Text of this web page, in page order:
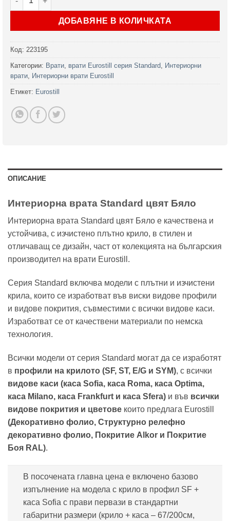
ДОБАВЯНЕ В КОЛИЧКАТА
Код: 223195
Категории: Врати врати Eurostill серия Standard
Интериорни
врати
Интериорни врати Eurostill
Етикет: Eurostill
ОПИСАНИЕ
Интериорна врата Standard цвят Бяло
Интериорна врата Standard цвят Бяло е качествена и
устойчива, с изчистено плътно крило, в стилен и
отличаващ се дизайн, част от колекцията на българския
производител на врати Eurostill.
Серия Standard включва модели с плътни и изчистени
крила, които се изработват във виски видове профили
и видове покрития, съвместими с всички видове каси.
Изработват се от качествени материали по немска
технология.
Всички модели от серия Standard могат да се изработят
в профили на крилото (SF, ST, E/G и SYM), с всички
видове каси (каса Sofia, каса Roma, каса Optima,
каса Milano, каса Frankfurt и каса Sfera) и във всички
видове покрития и цветове които предлага Eurostill
(Декоративно фолио, Структурно релефно
декоративно фолио, Покритие Alkor и Покритие
Боя RAL).
В посочената главна цена е включено базово
изпълнение на модела с крило в профил SF +
каса Sofia с прави первази в стандартни
габаритни размери (крило + каса – 67/200см,